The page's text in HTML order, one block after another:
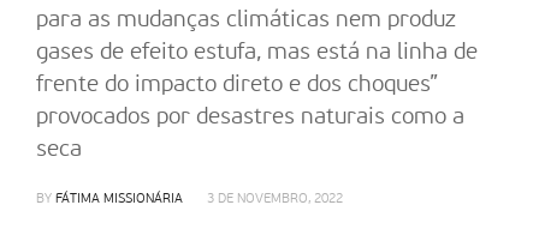
para as mudanças climáticas nem produz
gases de efeito estufa, mas está na linha de
frente do impacto direto e dos choques”
provocados por desastres naturais como a
seca
BY FÁTIMA MISSIONÁRIA 3 DE NOVEMBRO, 2022